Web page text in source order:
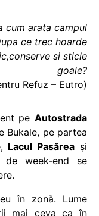
cum arata campul
ce trec hoarde
si sticle
goale?
Refuz – Eutro)
pe Autostrada
Bukale, pe partea
Lacul Pasărea şi
de week-end se
în zonă. Lume
mai ceva ca în